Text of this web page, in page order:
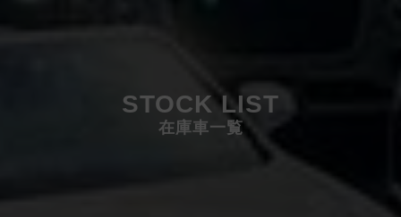
STOCK LIST
在庫車一覧